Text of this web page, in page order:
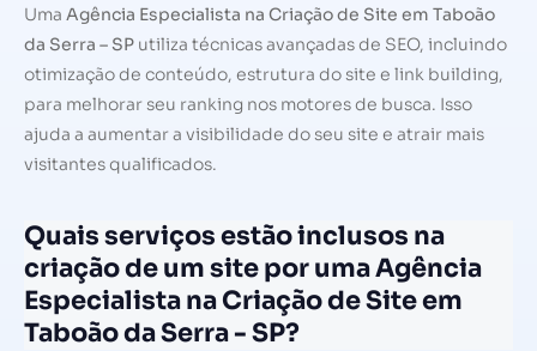
Uma Agência Especialista na Criação de Site em Taboão
da Serra – SP utiliza técnicas avançadas de SEO, incluindo
otimização de conteúdo, estrutura do site e link building,
para melhorar seu ranking nos motores de busca. Isso
ajuda a aumentar a visibilidade do seu site e atrair mais
visitantes qualificados.
Quais serviços estão inclusos na
criação de um site por uma Agência
Especialista na Criação de Site em
Taboão da Serra - SP?